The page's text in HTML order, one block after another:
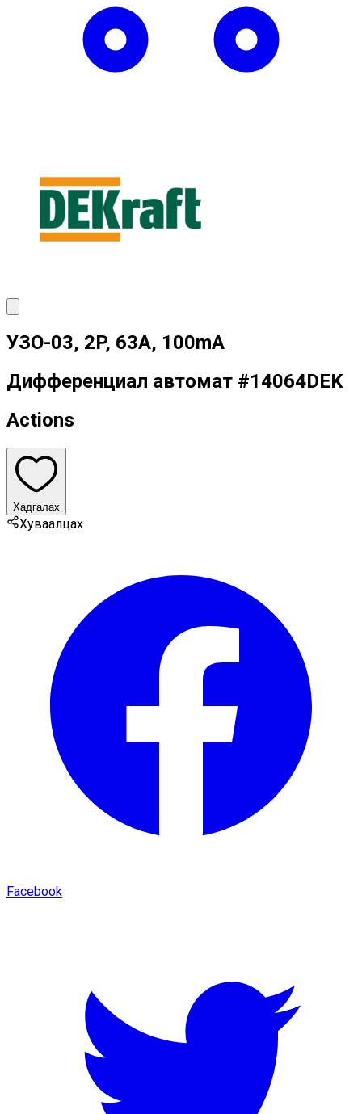
УЗО-03, 2P, 63A, 100mA
Дифференциал автомат #14064DEK
Actions
Хадгалах
Хуваалцах
Facebook